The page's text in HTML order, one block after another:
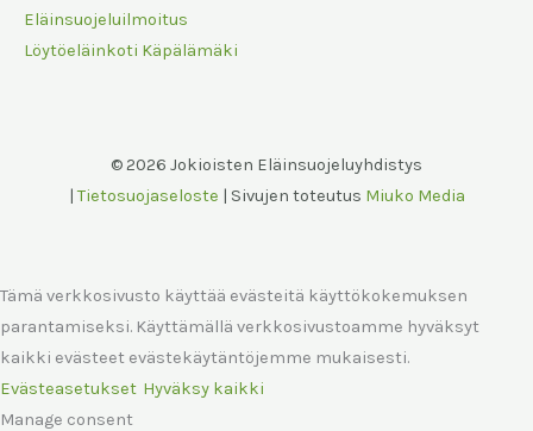
Eläinsuojeluilmoitus
Löytöeläinkoti Käpälämäki
© 2026 Jokioisten Eläinsuojeluyhdistys
|Tietosuojaseloste | Sivujen toteutus Miuko Media
Tämä verkkosivusto käyttää evästeitä käyttökokemuksen
parantamiseksi. Käyttämällä verkkosivustoamme hyväksyt
kaikki evästeet evästekäytäntöjemme mukaisesti.
Evästeasetukset Hyväksy kaikki
Manage consent